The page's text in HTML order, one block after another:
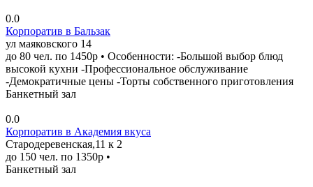
0.0
Корпоратив в Бальзак
ул маяковского 14
до 80 чел. по 1450р • Особенности: -Большой выбор блюд
высокой кухни -Профессиональное обслуживание
-Демократичные цены -Торты собственного приготовления
Банкетный зал
0.0
Корпоратив в Академия вкуса
Стародеревенская,11 к 2
до 150 чел. по 1350р •
Банкетный зал